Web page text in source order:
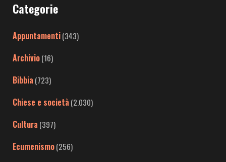
Categorie
Appuntamenti(343)
Archivio(16)
Bibbia (723)
Chiese e società (2.030)
Cultura (397)
Ecumenismo(256)